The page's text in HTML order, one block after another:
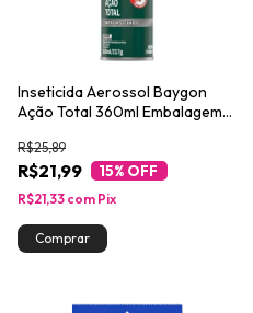
Inseticida Aerossol Baygon
Ação Total 360ml Embalagem
R$21,99
R$25,89
15% OFF
R$21,33 com Pix